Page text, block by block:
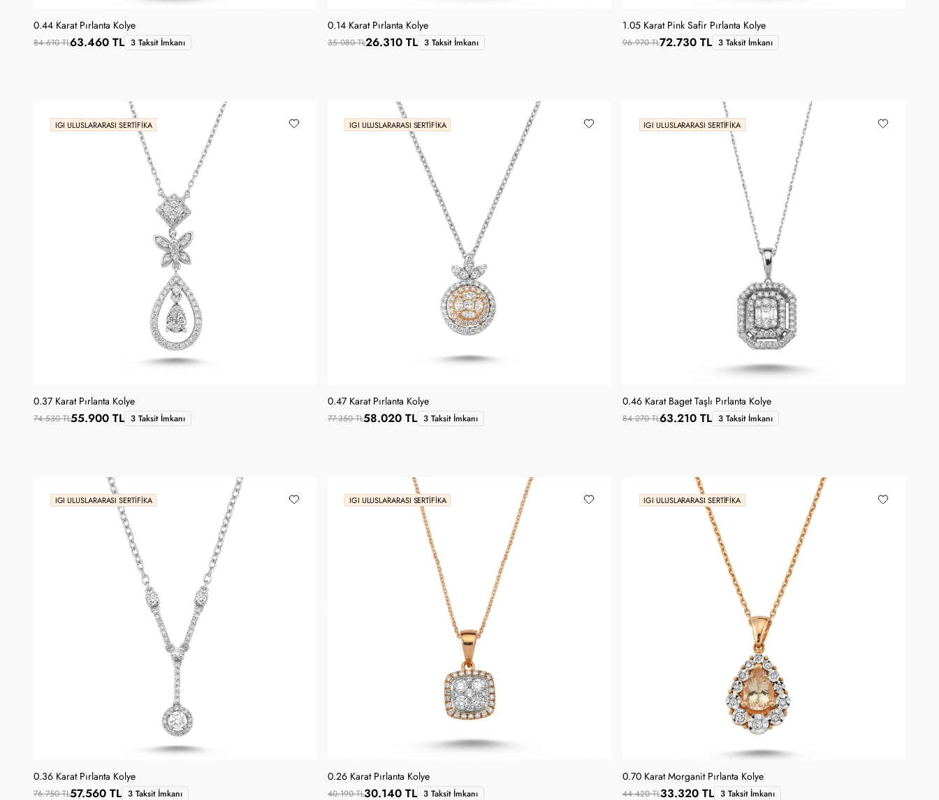
0.44 Karat Pırlanta Kolye
84.610 TL63.460 TL 3 Taksit İmkanı
0.14 Karat Pırlanta Kolye
35.080 TL26.310 TL 3 Taksit İmkanı
1.05 Karat Pink Safir Pırlanta Kolye
96.970 TL72.730 TL 3 Taksit İmkanı
IGI ULUSLARARASI SERTIFIKA
0.37 Karat Pırlanta Kolye
74.530 TL55.900 TL 3 Taksit İmkanı
IGI ULUSLARARASI SERTIFIKA
0.47 Karat Pırlanta Kolye
77.350 TL58.020 TL 3 Taksit İmkanı
IGI ULUSLARARASI SERTIFIKA
0.46 Karat Baget Taşlı Pırlanta Kolye
84.270 TL63.210 TL 3 Taksit İmkanı
IGI ULUSLARARASI SERTIFIKA
0.36 Karat Pırlanta Kolye
76.750 TL57.560 TL 3 Taksit İmkanı
IGI ULUSLARARASI SERTIFIKA
0.26 Karat Pırlanta Kolye
40.190 TL30.140 TL 3 Taksit İmkanı
IGI ULUSLARARASI SERTIFIKA
0.70 Karat Morganit Pırlanta Kolye
44.420 TL33.320 TL 3 Taksit İmkanı